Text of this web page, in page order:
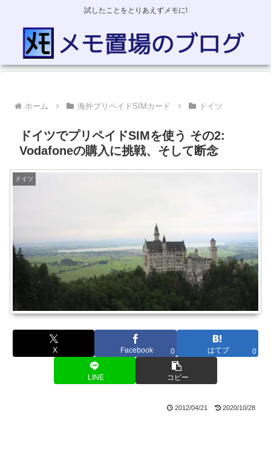
試したことをとりあえずメモに!
ホーム 海外プリペイドSIMカード ドイツ
ドイツでプリペイドSIMを使う その2:
Vodafoneの購入に挑戦、そして断念
ドイツ
X Facebook 0 はてブ 0
LINE コピー
2012/04/21 2020/10/28